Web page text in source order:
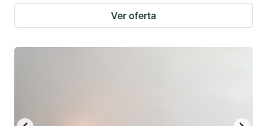
Ver oferta